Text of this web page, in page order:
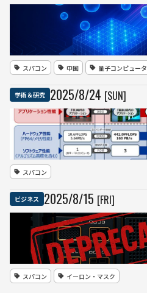
スパコン 中国 量子コンピュータ
学術＆研究 2025/8/24 [SUN]
スパコン
ビジネス 2025/8/15 [FRI]
スパコン イーロン・マスク